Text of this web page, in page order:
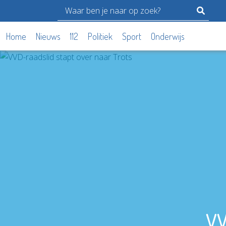
Home Nieuws 112 Politiek Sport Onderwijs